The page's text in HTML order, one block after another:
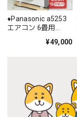
♦️Panasonic a5253
エアコン 6畳用
¥49,000